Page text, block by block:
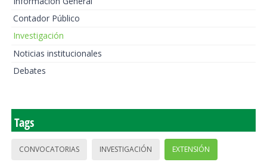
Contador Público
Investigación
Noticias institucionales
Debates
Tags
CONVOCATORIAS INVESTIGACIÓN EXTENSIÓN